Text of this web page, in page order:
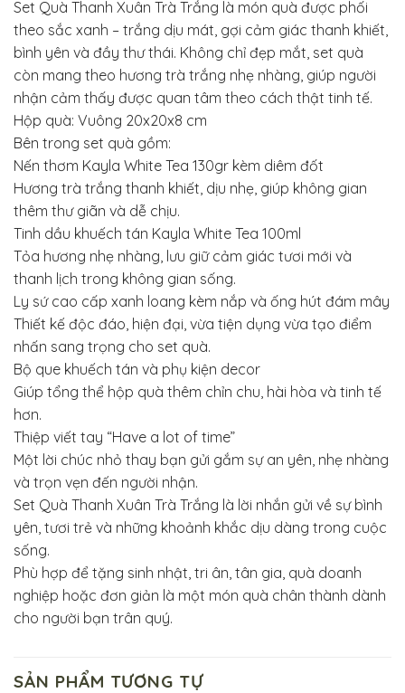
Set Quà Thanh Xuân Trà Trắng là món quà được phối
theo sắc xanh – trắng dịu mát, gợi cảm giác thanh khiết,
bình yên và đầy thư thái. Không chỉ đẹp mắt, set quà
còn mang theo hương trà trắng nhẹ nhàng, giúp người
nhận cảm thấy được quan tâm theo cách thật tinh tế.
Hộp quà: Vuông 20x20x8 cm
Bên trong set quà gồm:
Nến thơm Kayla White Tea 130gr kèm diêm đốt
Hương trà trắng thanh khiết, dịu nhẹ, giúp không gian
thêm thư giãn và dễ chịu.
Tinh dầu khuếch tán Kayla White Tea 100ml
Tỏa hương nhẹ nhàng, lưu giữ cảm giác tươi mới và
thanh lịch trong không gian sống.
Ly sứ cao cấp xanh loang kèm nắp và ống hút đám mây
Thiết kế độc đáo, hiện đại, vừa tiện dụng vừa tạo điểm
nhấn sang trọng cho set quà.
Bộ que khuếch tán và phụ kiện decor
Giúp tổng thể hộp quà thêm chỉn chu, hài hòa và tinh tế
hơn.
Thiệp viết tay “Have a lot of time”
Một lời chúc nhỏ thay bạn gửi gắm sự an yên, nhẹ nhàng
và trọn vẹn đến người nhận.
Set Quà Thanh Xuân Trà Trắng là lời nhắn gửi về sự bình
yên, tươi trẻ và những khoảnh khắc dịu dàng trong cuộc
sống.
Phù hợp để tặng sinh nhật, tri ân, tân gia, quà doanh
nghiệp hoặc đơn giản là một món quà chân thành dành
cho người bạn trân quý.
SẢN PHẨM TƯƠNG TỰ